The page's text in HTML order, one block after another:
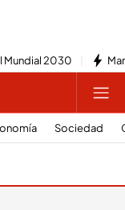
Mundial 2030
Sociedad